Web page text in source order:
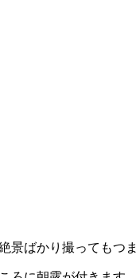
景ばかり撮ってもつ